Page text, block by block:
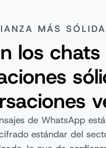
MÁS SÓLIDA
los
de WhatsApp
estándar del